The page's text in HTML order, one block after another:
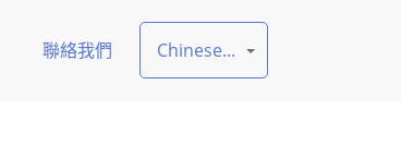
聯絡我們 Chinese...